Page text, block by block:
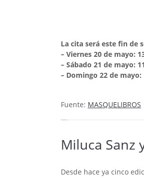
La cita será este fin de
– Viernes 20 de mayo:
– Sábado 21 de mayo:
– Domingo 22 de mayo:
Fuente: MASQUELIBROS
Miluca Sanz
Desde hace ya cinco